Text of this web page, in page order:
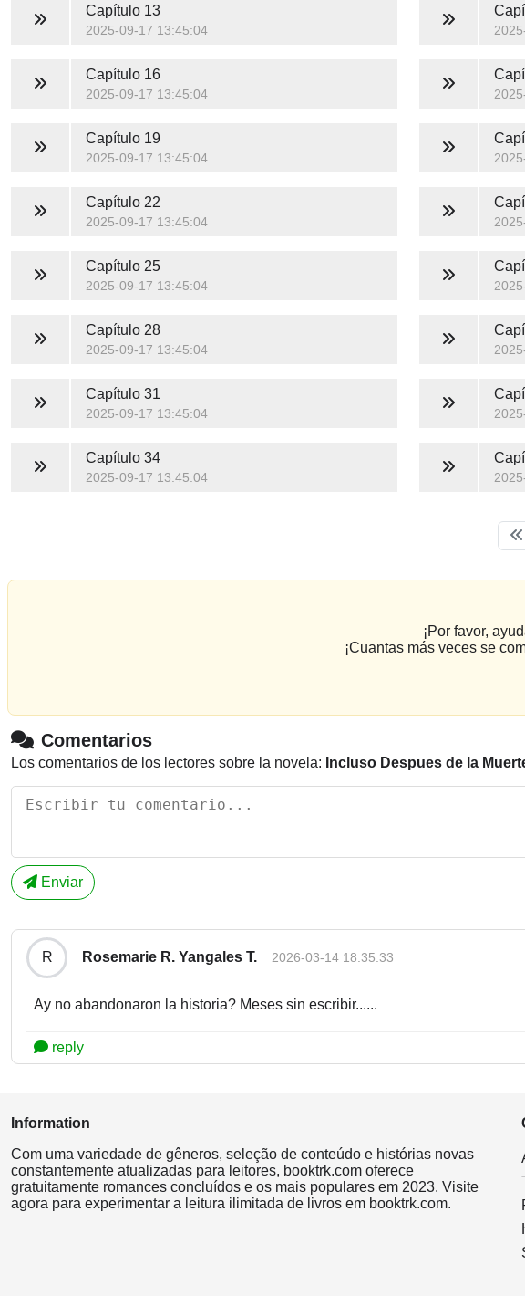
Capítulo 13
2025-09-17 13:45:04
Capítulo 16
2025-09-17 13:45:04
Capítulo 19
2025-09-17 13:45:04
Capítulo 22
2025-09-17 13:45:04
Capítulo 25
2025-09-17 13:45:04
Capítulo 28
2025-09-17 13:45:04
Capítulo 31
2025-09-17 13:45:04
Capítulo 34
2025-09-17 13:45:04
¡Por favor,
¡Cuantas más veces se
Comentarios
Los comentarios de los lectores sobre la novela: Incluso Despues de la
Enviar
R Rosemarie R. Yangales T. 2026-03-14 18:35:33
Ay no abandonaron la historia? Meses sin escribir......
reply
Information
Com uma variedade de gêneros, seleção de conteúdo e histórias novas
constantemente atualizadas para leitores, booktrk.com oferece
gratuitamente romances concluídos e os mais populares em 2023. Visite
agora para experimentar a leitura ilimitada de livros em booktrk.com.